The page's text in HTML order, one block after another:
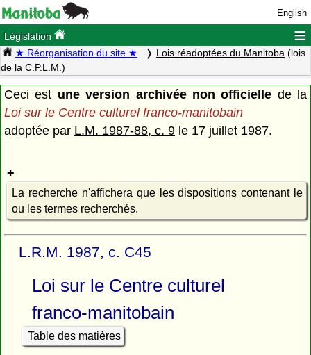
English
Législation ≡
★ Réorganisation du site ★ Lois réadoptées du Manitoba (lois
de la C.P.L.M.)
Ceci est une version archivée non officielle de la
Loi sur le Centre culturel franco-manitobain
adoptée par L.M. 1987-88, c. 9 le 17 juillet 1987.
La recherche n'affichera que les dispositions contenant le
ou les termes recherchés.
L.R.M. 1987, c. C45
Loi sur le Centre culturel
franco-manitobain
Table des matières